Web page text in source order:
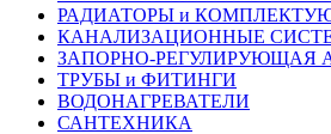
РАДИАТОРЫ и
КАНАЛИЗАЦИОННЫЕ
ЗАПОРНО-РЕГУЛИРУЮЩАЯ
ТРУБЫ и ФИТИНГИ
ВОДОНАГРЕВАТЕЛИ
САНТЕХНИКА